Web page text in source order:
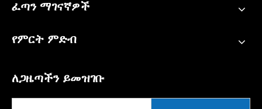
ፈጣን ማገናኛዎች
የምርት ምድብ
ለጋዜጣችን ይመዝገቡ